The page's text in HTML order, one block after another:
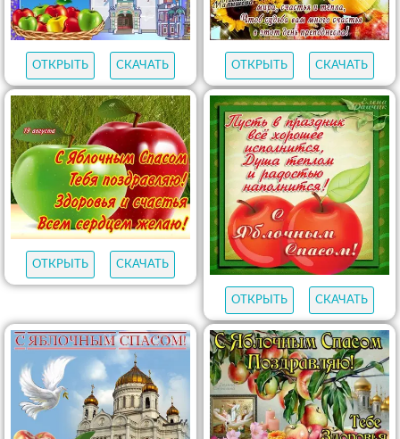
ОТКРЫТЬ СКАЧАТЬ ОТКРЫТЬ СКАЧАТЬ
ОТКРЫТЬ СКАЧАТЬ
ОТКРЫТЬ СКАЧАТЬ